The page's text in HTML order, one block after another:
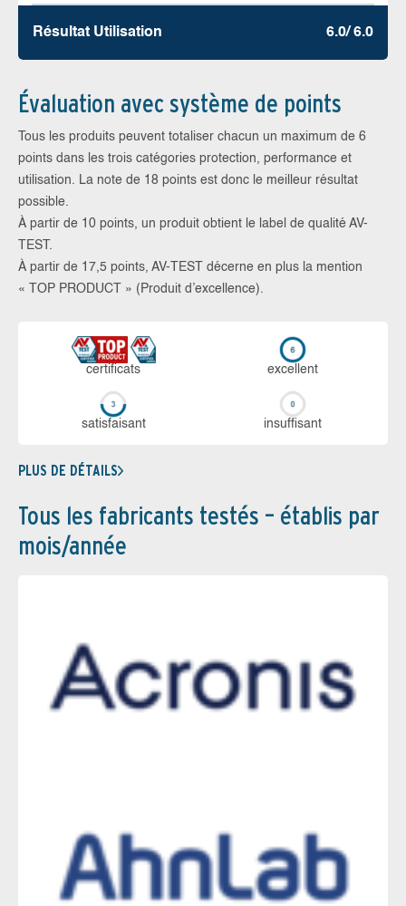
Résultat Utilisation 6.0/ 6.0
Évaluation avec système de points
Tous les produits peuvent totaliser chacun un maximum de 6
points dans les trois catégories protection, performance et
utilisation. La note de 18 points est donc le meilleur résultat
possible.
À partir de 10 points, un produit obtient le label de qualité AV-
TEST.
À partir de 17,5 points, AV-TEST décerne en plus la mention
« TOP PRODUCT » (Produit d’excellence).
certi­ficats ex­cellent
sa­tis­fai­sant in­suf­fi­sant
PLUS DE DÉTAILS
Tous les fabricants testés – établis par
mois/année